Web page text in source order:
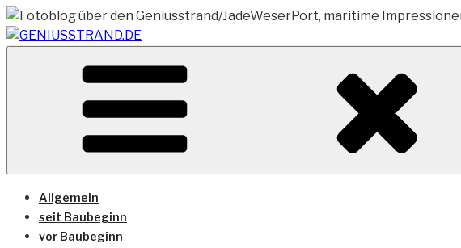
Zum
Inhalt
springen
GENIUSSTRAND.DE
Vom Geniusstrand zum JadeWeserPort/Container Terminal Wilhelmshaven
Allgemein
seit Baubeginn
vor Baubeginn